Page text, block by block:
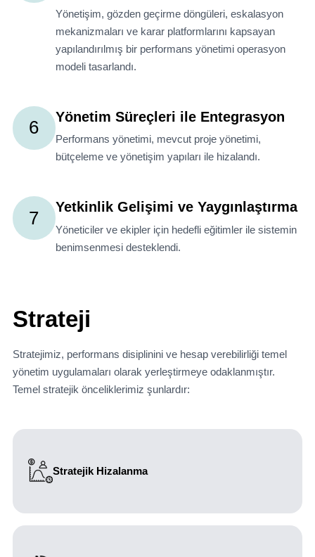
Yönetişim, gözden geçirme döngüleri, eskalasyon
mekanizmaları ve karar platformlarını kapsayan
yapılandırılmış bir performans yönetimi operasyon
modeli tasarlandı.
6
Yönetim Süreçleri ile Entegrasyon
Performans yönetimi, mevcut proje yönetimi,
bütçeleme ve yönetişim yapıları ile hizalandı.
7
Yetkinlik Gelişimi ve Yaygınlaştırma
Yöneticiler ve ekipler için hedefli eğitimler ile sistemin
benimsenmesi desteklendi.
Strateji
Stratejimiz, performans disiplinini ve hesap verebilirliği temel
yönetim uygulamaları olarak yerleştirmeye odaklanmıştır.
Temel stratejik önceliklerimiz şunlardır:
Stratejik Hizalanma